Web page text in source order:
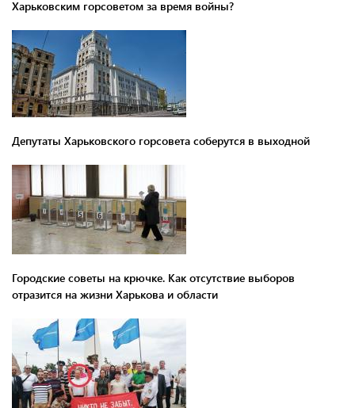
Харьковским горсоветом за время войны?
Депутаты Харьковского горсовета соберутся в выходной
Городские советы на крючке. Как отсутствие выборов
отразится на жизни Харькова и области